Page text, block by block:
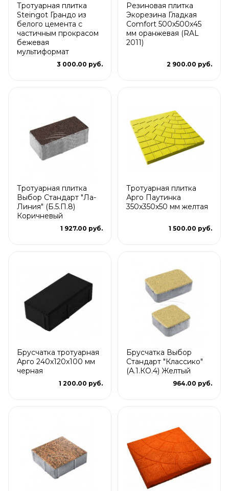
Тротуарная плитка
Steingot Грандо из
белого цемента с
частичным прокрасом
бежевая
мультиформат
3 000.00 руб.
Резиновая плитка
Экорезина Гладкая
Comfort 500x500x45
мм оранжевая (RAL
2011)
2 900.00 руб.
Тротуарная плитка
Выбор Стандарт "Ла-
Линия" (Б.5.П.8)
Коричневый
1 927.00 руб.
Тротуарная плитка
Арго Паутинка
350x350x50 мм желтая
1 500.00 руб.
Брусчатка тротуарная
Арго 240x120x100 мм
черная
1 200.00 руб.
Брусчатка Выбор
Стандарт "Классико"
(А.1.КО.4) Желтый
964.00 руб.